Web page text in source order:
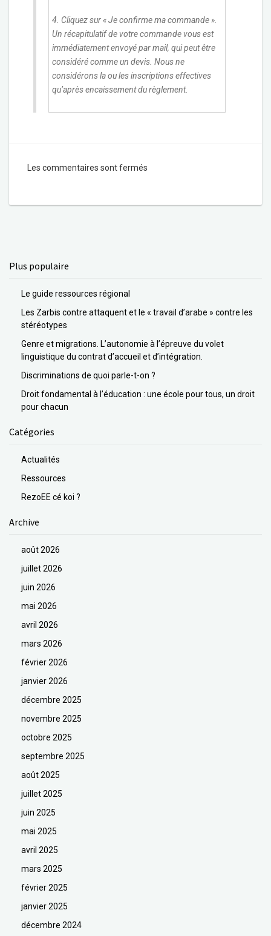
4. Cliquez sur « Je confirme ma commande ».
Un récapitulatif de votre commande vous est
immédiatement envoyé par mail, qui peut être
considéré comme un devis. Nous ne
considérons la ou les inscriptions effectives
qu’après encaissement du règlement.
Les commentaires sont fermés
Plus populaire
Le guide ressources régional
Les Zarbis contre attaquent et le « travail d’arabe » contre les
stéréotypes
Genre et migrations. L’autonomie à l’épreuve du volet
linguistique du contrat d’accueil et d’intégration.
Discriminations de quoi parle-t-on ?
Droit fondamental à l’éducation : une école pour tous, un droit
pour chacun
Catégories
Actualités
Ressources
RezoEE cé koi ?
Archive
août 2026
juillet 2026
juin 2026
mai 2026
avril 2026
mars 2026
février 2026
janvier 2026
décembre 2025
novembre 2025
octobre 2025
septembre 2025
août 2025
juillet 2025
juin 2025
mai 2025
avril 2025
mars 2025
février 2025
janvier 2025
décembre 2024